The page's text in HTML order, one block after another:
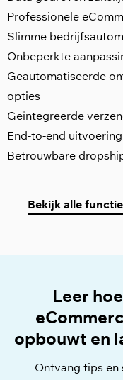
Professionele
Slimme
Onbeperkte
Geautomatiseerde
opties
Geïntegreerde
End-to-end uitvoering
Betrouwbare
Bekijk alle
Leer
opbouwt en
Ontvang tips en